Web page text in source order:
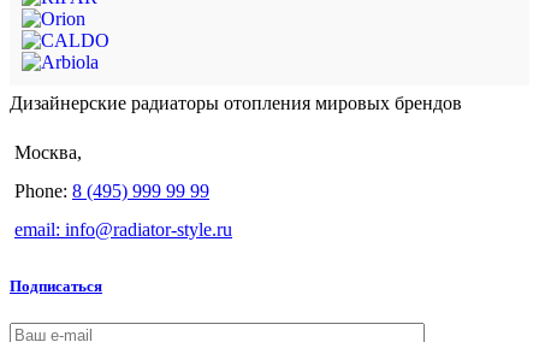
Дизайнерские радиаторы отопления мировых брендов
Москва,
Phone: 8 (495) 999 99 99
email: info@radiator-style.ru
Подписаться